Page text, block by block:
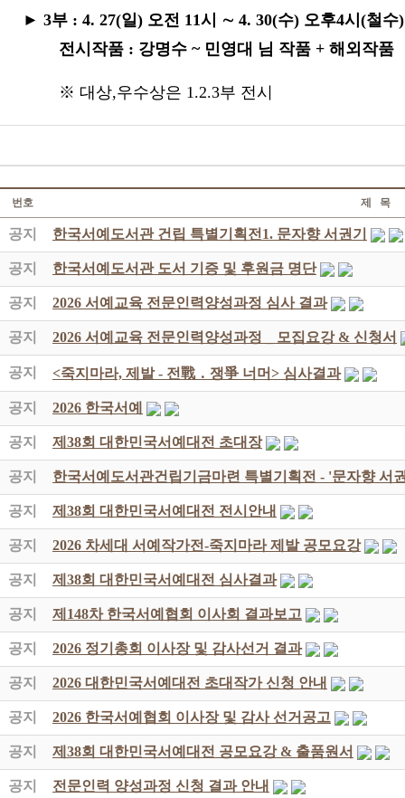
► 3부 : 4. 27(일) 오전 11시 ∼ 4. 30(수) 오후4시(철수)
전시작품 : 강명수 ~ 민영대 님 작품 + 해외작품
※ 대상,우수상은 1.2.3부 전시
번호 제 목
공지 한국서예도서관 건립 특별기획전1. 문자향 서권기
공지 한국서예도서관 도서 기증 및 후원금 명단
공지 2026 서예교육 전문인력양성과정 심사 결과
공지 2026 서예교육 전문인력양성과정 _ 모집요강 & 신청서
공지 <죽지마라, 제발 - 전戰 ․ 쟁爭 너머> 심사결과
공지 2026 한국서예
공지 제38회 대한민국서예대전 초대장
공지 한국서예도서관건립기금마련 특별기획전 - '문자향 서
공지 제38회 대한민국서예대전 전시안내
공지 2026 차세대 서예작가전-죽지마라 제발 공모요강
공지 제38회 대한민국서예대전 심사결과
공지 제148차 한국서예협회 이사회 결과보고
공지 2026 정기총회 이사장 및 감사선거 결과
공지 2026 대한민국서예대전 초대작가 신청 안내
공지 2026 한국서예협회 이사장 및 감사 선거공고
공지 제38회 대한민국서예대전 공모요강 & 출품원서
공지 전문인력 양성과정 신청 결과 안내